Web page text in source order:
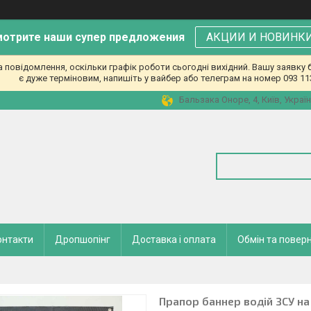
наши супер предложения АКЦИИ И
оскільки графік роботи сьогодні вихідний. Вашу
є дуже терміновим, напишіть у вайбер або телеграм на номер 093
Бальзака Оноре, 4, Київ,
Дропшопінг Доставка і оплата Обмін та
Прапор баннер водій ЗСУ